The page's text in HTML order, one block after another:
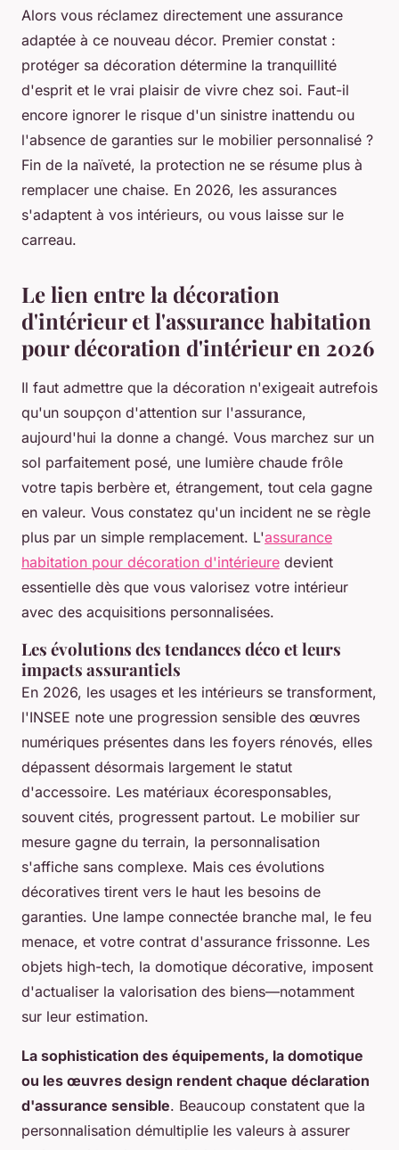
Alors vous réclamez directement une assurance
adaptée à ce nouveau décor. Premier constat :
protéger sa décoration détermine la tranquillité
d'esprit et le vrai plaisir de vivre chez soi. Faut-il
encore ignorer le risque d'un sinistre inattendu ou
l'absence de garanties sur le mobilier personnalisé ?
Fin de la naïveté, la protection ne se résume plus à
remplacer une chaise. En 2026, les assurances
s'adaptent à vos intérieurs, ou vous laisse sur le
carreau.
Le lien entre la décoration
d'intérieur et l'assurance habitation
pour décoration d'intérieur en 2026
Il faut admettre que la décoration n'exigeait autrefois
qu'un soupçon d'attention sur l'assurance,
aujourd'hui la donne a changé. Vous marchez sur un
sol parfaitement posé, une lumière chaude frôle
votre tapis berbère et, étrangement, tout cela gagne
en valeur. Vous constatez qu'un incident ne se règle
plus par un simple remplacement. L'assurance
habitation pour décoration d'intérieure devient
essentielle dès que vous valorisez votre intérieur
avec des acquisitions personnalisées.
Les évolutions des tendances déco et leurs
impacts assurantiels
En 2026, les usages et les intérieurs se transforment,
l'INSEE note une progression sensible des œuvres
numériques présentes dans les foyers rénovés, elles
dépassent désormais largement le statut
d'accessoire. Les matériaux écoresponsables,
souvent cités, progressent partout. Le mobilier sur
mesure gagne du terrain, la personnalisation
s'affiche sans complexe. Mais ces évolutions
décoratives tirent vers le haut les besoins de
garanties. Une lampe connectée branche mal, le feu
menace, et votre contrat d'assurance frissonne. Les
objets high-tech, la domotique décorative, imposent
d'actualiser la valorisation des biens—notamment
sur leur estimation.
La sophistication des équipements, la domotique
ou les œuvres design rendent chaque déclaration
d'assurance sensible. Beaucoup constatent que la
personnalisation démultiplie les valeurs à assurer